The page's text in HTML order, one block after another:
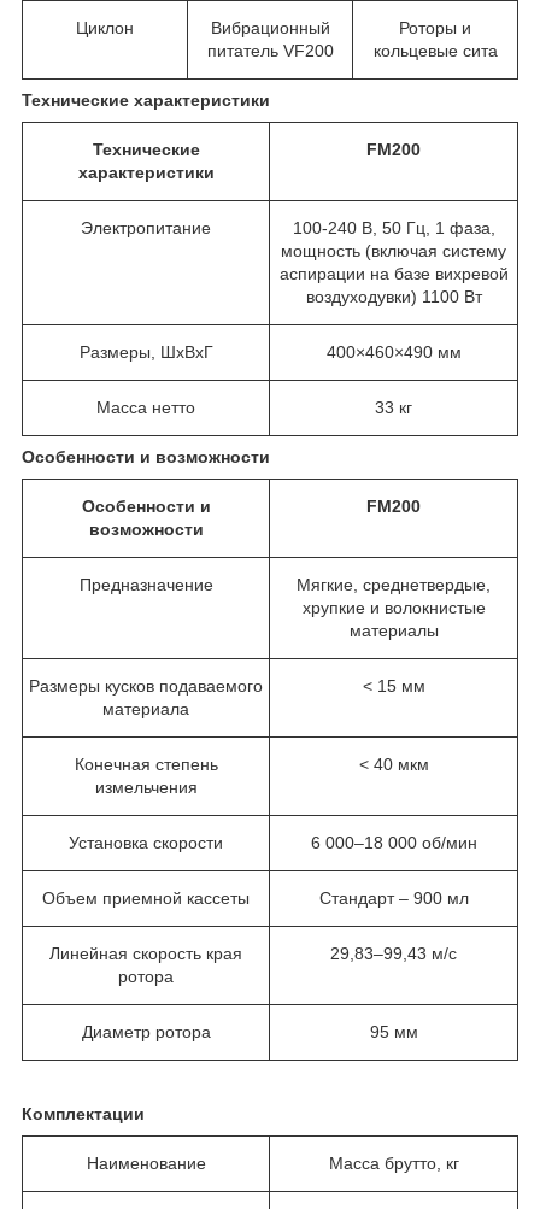
Циклон
Вибрационный
питатель VF200
Роторы и
кольцевые сита
Технические характеристики
Технические
характеристики
FM200
Электропитание
100-240 В, 50 Гц, 1 фаза,
мощность (включая систему
аспирации на базе вихревой
воздуходувки) 1100 Вт
Размеры, ШxВxГ 400×460×490 мм
Масса нетто 33 кг
Особенности и возможности
Особенности и
возможности
FM200
Предназначение
Мягкие, среднетвердые,
хрупкие и волокнистые
материалы
Размеры кусков подаваемого
материала
< 15 мм
Конечная степень
измельчения
< 40 мкм
Установка скорости 6 000–18 000 об/мин
Объем приемной кассеты Стандарт – 900 мл
Линейная скорость края
ротора
29,83–99,43 м/с
Диаметр ротора 95 мм
Комплектации
Наименование Масса брутто, кг